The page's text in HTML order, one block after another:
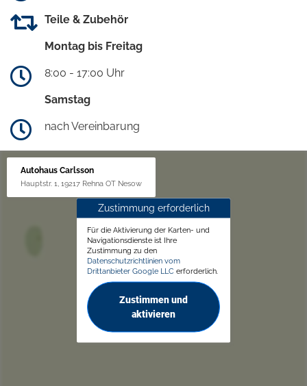
Teile & Zubehör
Montag bis Freitag
8:00 - 17:00 Uhr
Samstag
nach Vereinbarung
Autohaus Carlsson
Hauptstr. 1, 19217 Rehna OT Nesow
Zustimmung erforderlich
Für die Aktivierung der Karten- und
Navigationsdienste ist Ihre
Zustimmung zu den
Datenschutzrichtlinien vom
Drittanbieter Google LLC erforderlich.
Zustimmen und
aktivieren